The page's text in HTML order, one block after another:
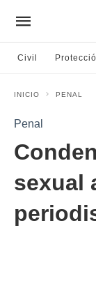
Civil
INICIO PENAL
Penal
sexual